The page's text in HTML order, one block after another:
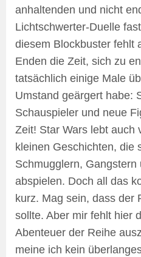
anhaltenden und nicht
Lichtschwerter-Duelle
diesem Blockbuster fehlt
Enden die Zeit, sich zu
tatsächlich einige Male
Umstand geärgert habe:
Schauspieler und neue
Zeit! Star Wars lebt auch
kleinen Geschichten, die
Schmugglern, Gangstern
abspielen. Doch all das
kurz. Mag sein, dass der
sollte. Aber mir fehlt hier
Abenteuer der Reihe
meine ich kein